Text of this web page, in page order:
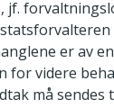
er av
for videre
må